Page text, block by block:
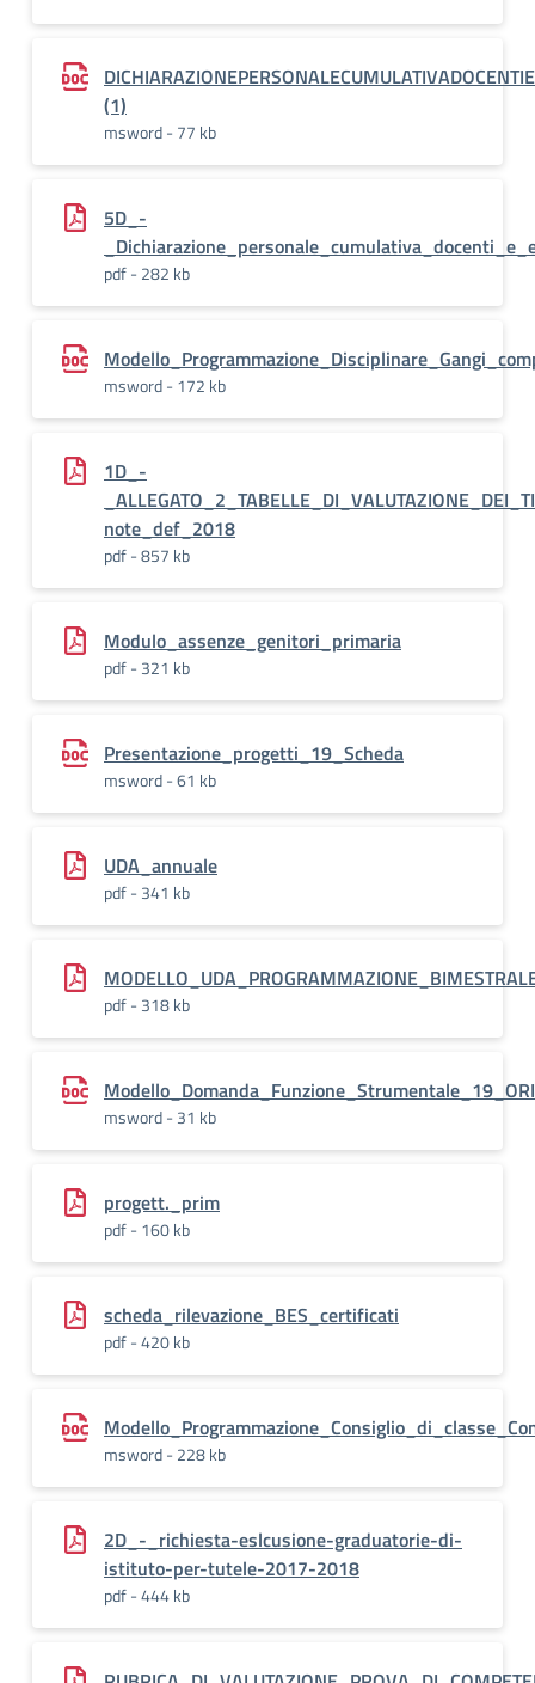
(1)
msword - 77 kb
5D_-
pdf - 282 kb
msword - 172 kb
1D_-
note_def_2018
pdf - 857 kb
Modulo_assenze_genitori_primaria
pdf - 321 kb
Presentazione_progetti_19_Scheda
msword - 61 kb
UDA_annuale
pdf - 341 kb
pdf - 318 kb
msword - 31 kb
progett._prim
pdf - 160 kb
scheda_rilevazione_BES_certificati
pdf - 420 kb
msword - 228 kb
2D_-_richiesta-eslcusione-graduatorie-di-
istituto-per-tutele-2017-2018
pdf - 444 kb